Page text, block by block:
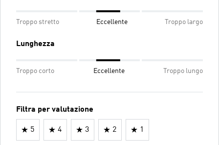
Troppo stretto Eccellente Troppo largo
Lunghezza
Troppo corto Eccellente Troppo lungo
Filtra per valutazione
5 4 3 2 1